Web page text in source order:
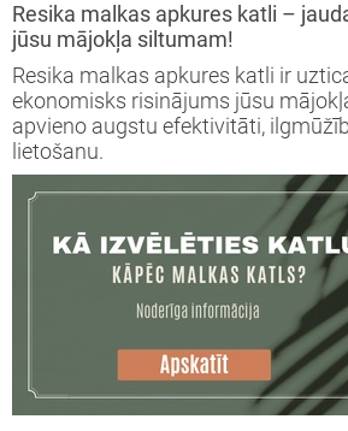
Resika malkas apkures katli –
jūsu mājokļa siltumam!
Resika malkas apkures katli ir
ekonomisks risinājums jūsu
apvieno augstu efektivitāti,
lietošanu.